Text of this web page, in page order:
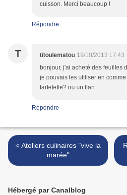
cuisson. Merci beaucoup !
Répondre
T titoulematou 19/10/2013 17:43
bonjour, j'ai acheté des feuilles
je pouvais les utiliser en
tartelette? ou un flan
Répondre
< Ateliers culinaires "vive la
marée"
Hébergé par Canalblog